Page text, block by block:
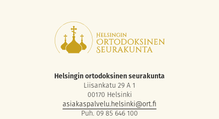
Helsingin ortodoksinen seurakunta
Liisankatu 29 A 1
00170 Helsinki
asiakaspalvelu.helsinki@ort.fi
Puh. 09 85 646 100